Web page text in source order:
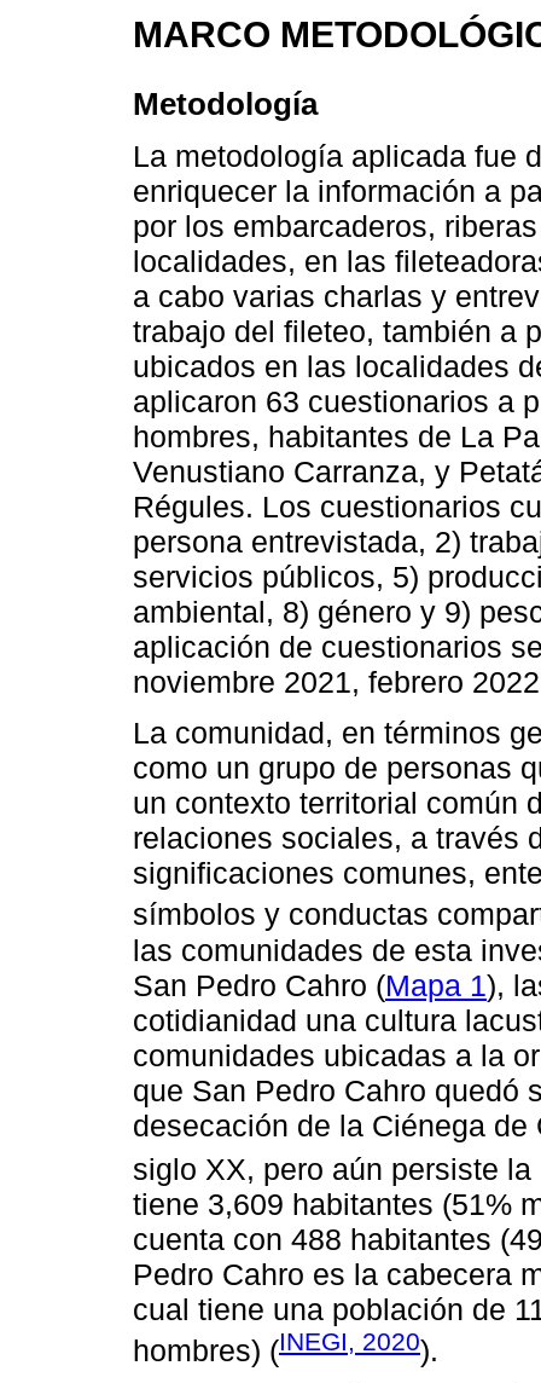
MARCO
Metodología
La metodología aplicada fue
enriquecer la información a
por los embarcaderos,
localidades, en las
a cabo varias charlas y
trabajo del fileteo, también a
ubicados en las localidades
aplicaron 63 cuestionarios a
hombres, habitantes de La
Venustiano Carranza, y
Régules. Los cuestionarios
persona entrevistada, 2)
servicios públicos, 5)
ambiental, 8) género y 9)
aplicación de cuestionarios
noviembre 2021, febrero
La comunidad, en términos
como un grupo de personas
un contexto territorial común
relaciones sociales, a través
significaciones comunes,
símbolos y conductas
las comunidades de esta
San Pedro Cahro (Mapa 1),
cotidianidad una cultura
comunidades ubicadas a la
que San Pedro Cahro quedó
desecación de la Ciénega
siglo XX, pero aún persiste
tiene 3,609 habitantes (51%
cuenta con 488 habitantes
Pedro Cahro es la cabecera
cual tiene una población de
hombres) (INEGI, 2020).